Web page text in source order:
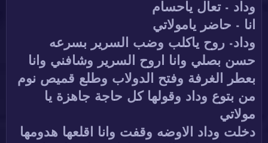
وداد - تعال ياحسام
انا - حاضر يامولاتي
وداد- روح ياكلب وضب السرير بسرعه
حسن بصلي وانا اروح السرير وشافني وانا
بعطر الغرفة وفتح الدولاب وطلع قميص نوم
من بتوع وداد وقولها كل حاجة جاهزة يا
مولاتي
دخلت وداد الاوضه وقفت وانا اقلعها هدومها